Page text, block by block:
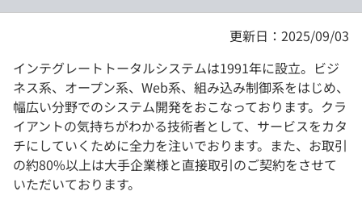
更新日：2025/09/03
インテグレートトータルシステムは1991年に設立。ビジ
ネス系、オープン系、Web系、組み込み制御系をはじめ、
幅広い分野でのシステム開発をおこなっております。クラ
イアントの気持ちがわかる技術者として、サービスをカタ
チにしていくために全力を注いでおります。また、お取引
の約80%以上は大手企業様と直接取引のご契約をさせて
いただいております。